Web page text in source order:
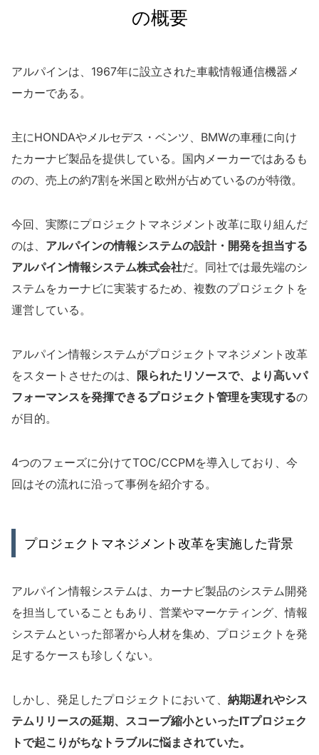
の概要
アルパインは、1967年に設立された車載情報通信機器メ
ーカーである。
主にHONDAやメルセデス・ベンツ、BMWの車種に向け
たカーナビ製品を提供している。国内メーカーではあるも
のの、売上の約7割を米国と欧州が占めているのが特徴。
今回、実際にプロジェクトマネジメント改革に取り組んだ
のは、 アルパインの情報システムの設計・開発を担当する
アルパイン情報システム株式会社だ。同社では最先端のシ
ステムをカーナビに実装するため、複数のプロジェクトを
運営している。
アルパイン情報システムがプロジェクトマネジメント改革
をスタートさせたのは、 限られたリソースで、より高いパ
フォーマンスを発揮できるプロジェクト管理を実現するの
が目的。
4つのフェーズに分けてTOC/CCPMを導入しており、今
回はその流れに沿って事例を紹介する。
プロジェクトマネジメント改革を実施した背景
アルパイン情報システムは、カーナビ製品のシステム開発
を担当していることもあり、営業やマーケティング、情報
システムといった部署から人材を集め、プロジェクトを発
足するケースも珍しくない。
しかし、発足したプロジェクトにおいて、 納期遅れやシス
テムリリースの延期、スコープ縮小といったITプロジェク
トで起こりがちなトラブルに悩まされていた。